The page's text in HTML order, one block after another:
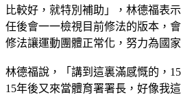
比較好，就特別補助」，林德福表
任後會一一檢視目前修法的版本，
修法讓運動團體正常化，努力為國
林德福說，「講到這裏滿感慨的，
15年後又來當體育署署長，好像我